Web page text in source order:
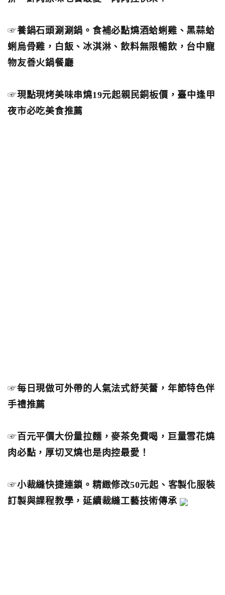
☞養鍋石頭涮涮鍋。食補必點燒酒蛤蜊雞、黑蒜蛤
蜊烏骨雞，白飯、冰淇淋、飲料無限暢飲，台中寵
物友善火鍋餐廳
☞現點現烤美味串燒19元起親民銅板價，臺中逢甲
夜市必吃美食推薦
☞每日現做可外帶的人氣法式舒芙蕾，年節特色伴
手禮推薦
☞ 百元平價大份量拉麵，麥茶免費喝，巨量雪花燒
肉必點，厚切叉燒也是肉控最愛！
☞小裁縫快捷連鎖。精緻修改50元起、客製化服裝
訂製與課程教學，延續裁縫工藝技術傳承